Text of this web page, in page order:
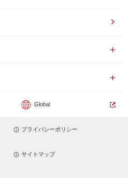
Global
プライバシーポリシー
サイトマップ